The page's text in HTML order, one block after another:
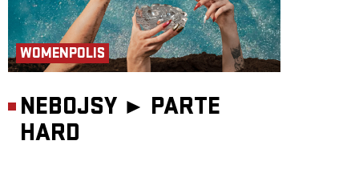
WOMENPOLIS
NEBOJSY ► PARTE
HARD